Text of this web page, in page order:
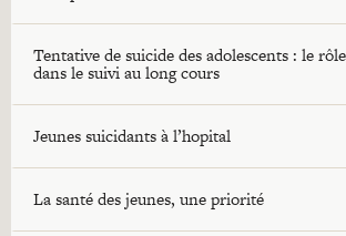
Tentative de suicide des adolescents : le
dans le suivi au long cours
Jeunes suicidants à l’hopital
La santé des jeunes, une priorité